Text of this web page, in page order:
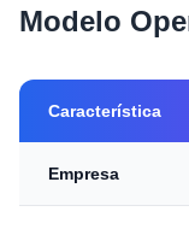
Modelo
Característica
Empresa